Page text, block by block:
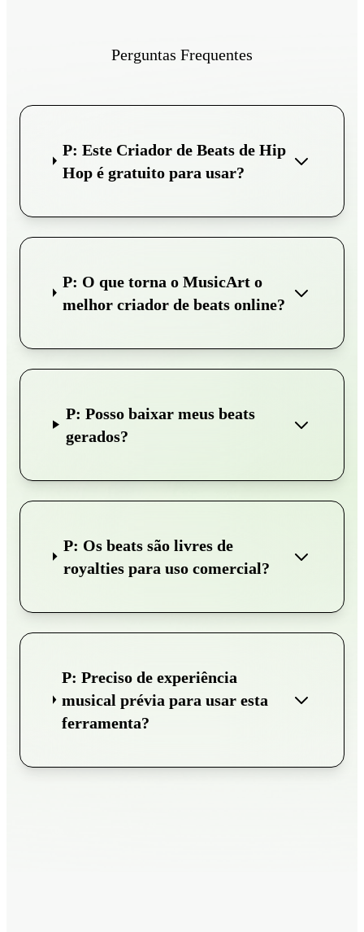
Perguntas Frequentes
P: Este Criador de Beats de Hip
Hop é gratuito para usar?
P: O que torna o MusicArt o
melhor criador de beats online?
P: Posso baixar meus beats
gerados?
P: Os beats são livres de
royalties para uso comercial?
P: Preciso de experiência
musical prévia para usar esta
ferramenta?